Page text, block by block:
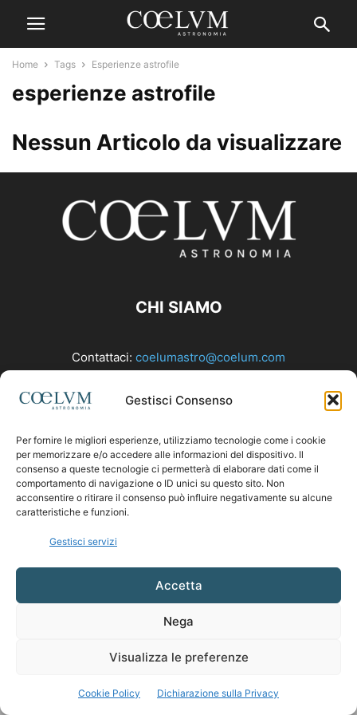
Gestisci Consenso
Per fornire le migliori esperienze, utilizziamo tecnologie come i cookie
per memorizzare e/o accedere alle informazioni del dispositivo. Il
consenso a queste tecnologie ci permetterà di elaborare dati come il
comportamento di navigazione o ID unici su questo sito. Non
acconsentire o ritirare il consenso può influire negativamente su alcune
caratteristiche e funzioni.
Gestisci servizi
Accetta
Nega
Visualizza le preferenze
Cookie Policy Dichiarazione sulla Privacy
Home Tags Esperienze astrofile
esperienze astrofile
Nessun Articolo da visualizzare
CHI SIAMO
Contattaci: coelumastro@coelum.com
SEGUICI